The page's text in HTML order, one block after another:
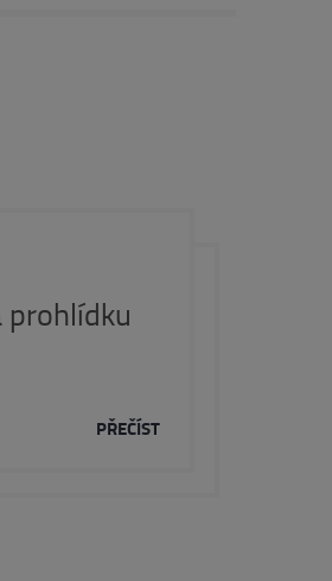
prohlídku
PŘEČÍST